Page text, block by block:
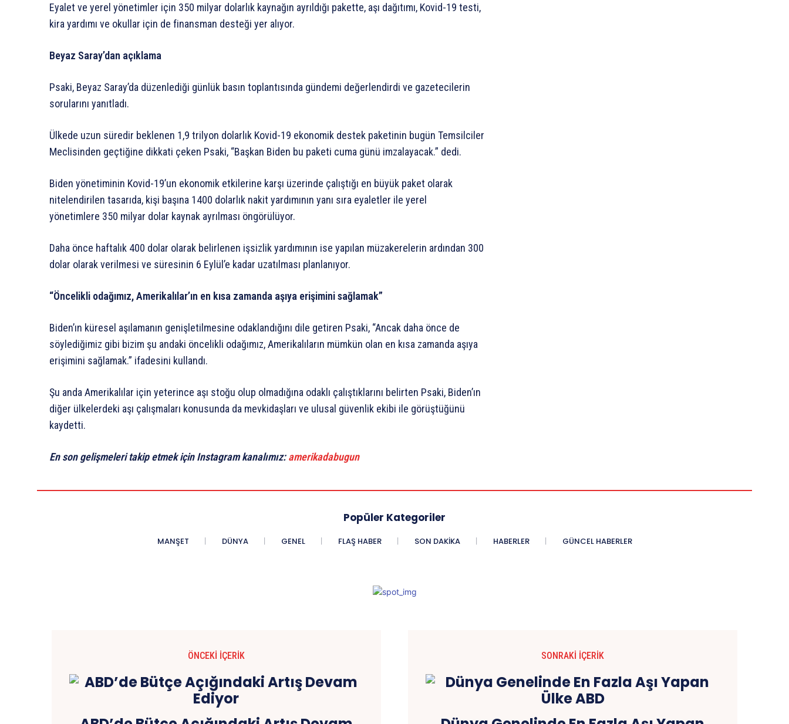
Eyalet ve yerel yönetimler için 350 milyar dolarlık kaynağın ayrıldığı pakette, aşı dağıtımı, Kovid-19 testi,
kira yardımı ve okullar için de finansman desteği yer alıyor.
Beyaz Saray’dan açıklama
Psaki, Beyaz Saray’da düzenlediği günlük basın toplantısında gündemi değerlendirdi ve gazetecilerin
sorularını yanıtladı.
Ülkede uzun süredir beklenen 1,9 trilyon dolarlık Kovid-19 ekonomik destek paketinin bugün Temsilciler
Meclisinden geçtiğine dikkati çeken Psaki, “Başkan Biden bu paketi cuma günü imzalayacak.” dedi.
Biden yönetiminin Kovid-19’un ekonomik etkilerine karşı üzerinde çalıştığı en büyük paket olarak
nitelendirilen tasarıda, kişi başına 1400 dolarlık nakit yardımının yanı sıra eyaletler ile yerel
yönetimlere 350 milyar dolar kaynak ayrılması öngörülüyor.
Daha önce haftalık 400 dolar olarak belirlenen işsizlik yardımının ise yapılan müzakerelerin ardından 300
dolar olarak verilmesi ve süresinin 6 Eylül’e kadar uzatılması planlanıyor.
“Öncelikli odağımız, Amerikalılar’ın en kısa zamanda aşıya erişimini sağlamak”
Biden’ın küresel aşılamanın genişletilmesine odaklandığını dile getiren Psaki, “Ancak daha önce de
söylediğimiz gibi bizim şu andaki öncelikli odağımız, Amerikalıların mümkün olan en kısa zamanda aşıya
erişimini sağlamak.” ifadesini kullandı.
Şu anda Amerikalılar için yeterince aşı stoğu olup olmadığına odaklı çalıştıklarını belirten Psaki, Biden’ın
diğer ülkelerdeki aşı çalışmaları konusunda da mevkidaşları ve ulusal güvenlik ekibi ile görüştüğünü
kaydetti.
En son gelişmeleri takip etmek için Instagram kanalımız:amerikadabugun
Popüler Kategoriler
MANŞET DÜNYA GENEL FLAŞ HABER SON DAKIKA HABERLER GÜNCEL HABERLER
ÖNCEKI İÇERIK SONRAKI İÇERIK